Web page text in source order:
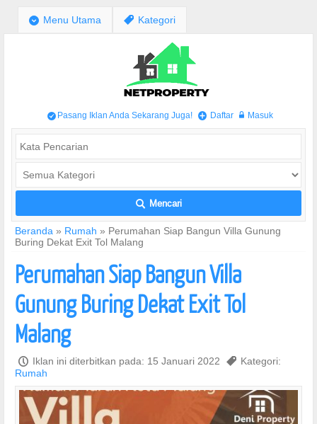
; Menu Utama , Kategori
/ Pasang Iklan Anda Sekarang Juga! + Daftar w Masuk
L Mencari
Beranda » Rumah » Perumahan Siap Bangun Villa Gunung
Buring Dekat Exit Tol Malang
Perumahan Siap Bangun Villa
Gunung Buring Dekat Exit Tol
Malang
P Iklan ini diterbitkan pada: 15 Januari 2022 , Kategori:
Rumah